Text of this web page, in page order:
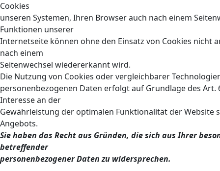
Cookies
unseren Systemen, Ihren Browser auch nach einem
Funktionen unserer
Internetseite können ohne den Einsatz von Cookies nicht
nach einem
Seitenwechsel wiedererkannt wird.
Die Nutzung von Cookies oder vergleichbarer
personenbezogenen Daten erfolgt auf Grundlage des
Interesse an der
Gewährleistung der optimalen Funktionalität der
Angebots.
Sie haben das Recht aus Gründen, die sich aus Ihrer
betreffender
personenbezogener Daten zu widersprechen.